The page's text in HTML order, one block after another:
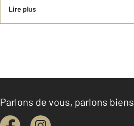
Lire plus
Parlons de vous, parlons biens